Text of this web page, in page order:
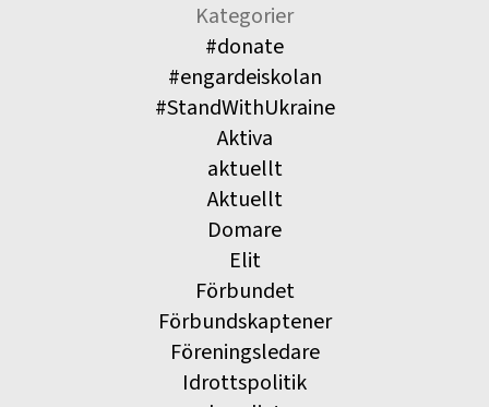
Kategorier
#donate
#engardeiskolan
#StandWithUkraine
Aktiva
aktuellt
Aktuellt
Domare
Elit
Förbundet
Förbundskaptener
Föreningsledare
Idrottspolitik